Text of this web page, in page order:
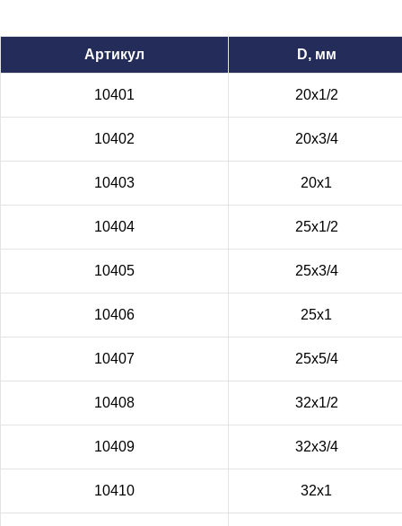
Артикул D, мм
10401 20х1/2
10402 20х3/4
10403 20х1
10404 25х1/2
10405 25х3/4
10406 25х1
10407 25х5/4
10408 32х1/2
10409 32х3/4
10410 32х1